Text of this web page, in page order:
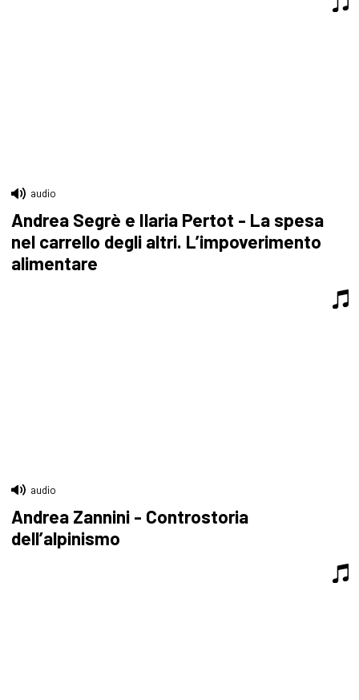
audio
Andrea Segrè e Ilaria Pertot - La spesa
nel carrello degli altri. L’impoverimento
alimentare
audio
Andrea Zannini - Controstoria
dell’alpinismo